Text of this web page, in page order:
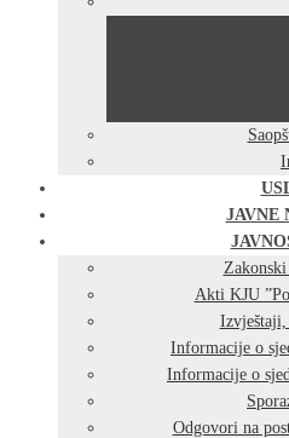
JAVNE
Akti KJU
Informacije o
Informacije o
Odgovori na